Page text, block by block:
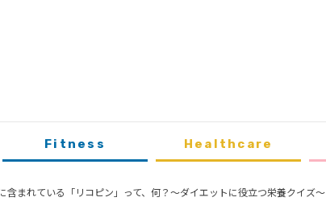
Fitness Healthcare
含まれている「リコピン」って、何？～ダイエットに役立つ栄養クイズ～